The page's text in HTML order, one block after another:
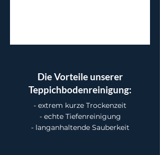
Die Vorteile unserer
Teppichbodenreinigung:
- extrem kurze Trockenzeit
- echte Tiefenreinigung
- langanhaltende Sauberkeit